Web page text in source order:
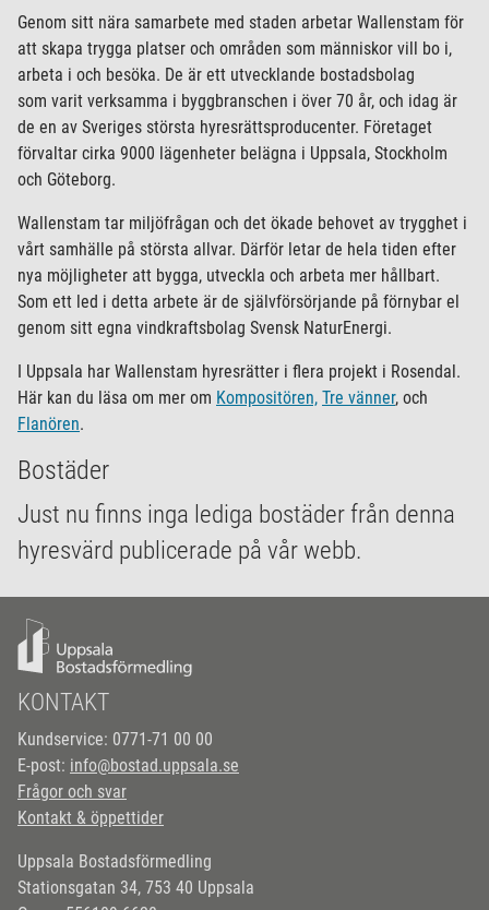
Genom sitt nära samarbete med staden arbetar Wallenstam för
att skapa trygga platser och områden som människor vill bo i,
arbeta i och besöka. De är ett utvecklande bostadsbolag
som varit verksamma i byggbranschen i över 70 år, och idag är
de en av Sveriges största hyresrättsproducenter. Företaget
förvaltar cirka 9000 lägenheter belägna i Uppsala, Stockholm
och Göteborg.
Wallenstam tar miljöfrågan och det ökade behovet av trygghet i
vårt samhälle på största allvar. Därför letar de hela tiden efter
nya möjligheter att bygga, utveckla och arbeta mer hållbart.
Som ett led i detta arbete är de självförsörjande på förnybar el
genom sitt egna vindkraftsbolag Svensk NaturEnergi.
I Uppsala har Wallenstam hyresrätter i flera projekt i Rosendal.
Här kan du läsa om mer om Kompositören, Tre vänner, och
Flanören.
Bostäder
Just nu finns inga lediga bostäder från denna
hyresvärd publicerade på vår webb.
KONTAKT
Kundservice: 0771-71 00 00
E-post: info@bostad.uppsala.se
Frågor och svar
Kontakt & öppettider
Uppsala Bostadsförmedling
Stationsgatan 34, 753 40 Uppsala